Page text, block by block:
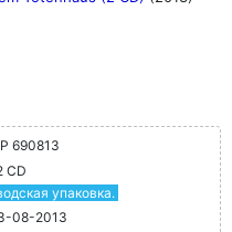
690813
CD
упаковка.
08-2013